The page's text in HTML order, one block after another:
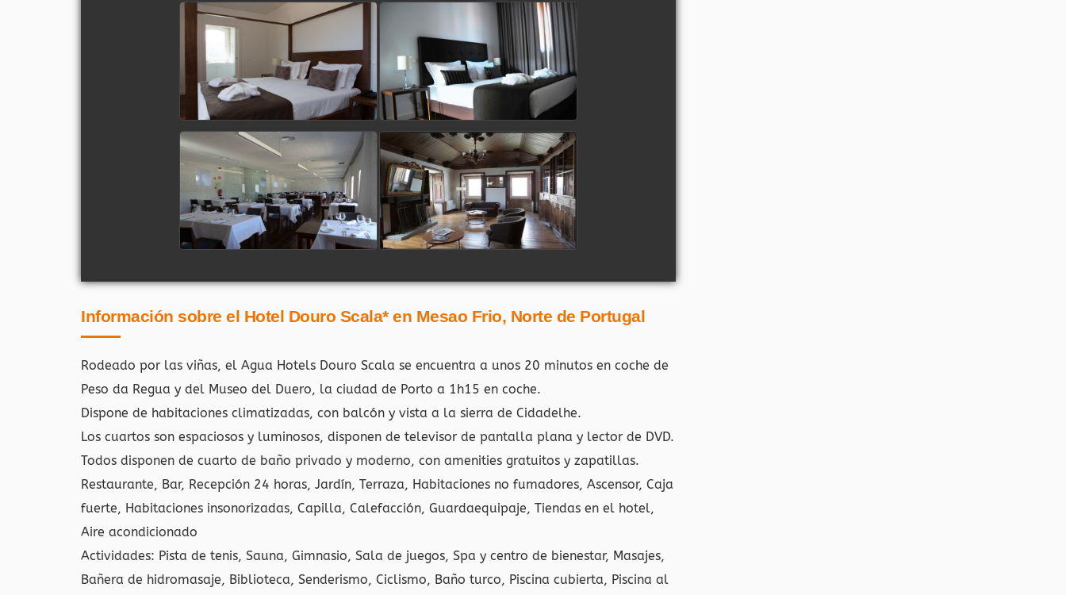
Información sobre el Hotel Douro Scala* en Mesao Frio, Norte de Portugal
Rodeado por las viñas, el Agua Hotels Douro Scala se encuentra a unos 20 minutos en coche de
Peso da Regua y del Museo del Duero, la ciudad de Porto a 1h15 en coche.
Dispone de habitaciones climatizadas, con balcón y vista a la sierra de Cidadelhe.
Los cuartos son espaciosos y luminosos, disponen de televisor de pantalla plana y lector de DVD.
Todos disponen de cuarto de baño privado y moderno, con amenities gratuitos y zapatillas.
Restaurante, Bar, Recepción 24 horas, Jardín, Terraza, Habitaciones no fumadores, Ascensor, Caja
fuerte, Habitaciones insonorizadas, Capilla, Calefacción, Guardaequipaje, Tiendas en el hotel,
Aire acondicionado
Actividades: Pista de tenis, Sauna, Gimnasio, Sala de juegos, Spa y centro de bienestar, Masajes,
Bañera de hidromasaje, Biblioteca, Senderismo, Ciclismo, Baño turco, Piscina cubierta, Piscina al